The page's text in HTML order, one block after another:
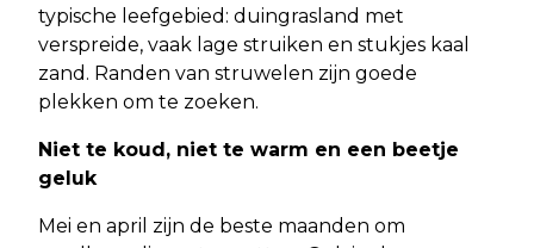
typische leefgebied: duingrasland met
verspreide, vaak lage struiken en stukjes kaal
zand. Randen van struwelen zijn goede
plekken om te zoeken.
Niet te koud, niet te warm en een beetje
geluk
Mei en april zijn de beste maanden om